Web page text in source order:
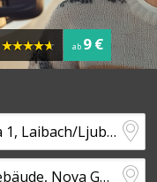
ab 9 €